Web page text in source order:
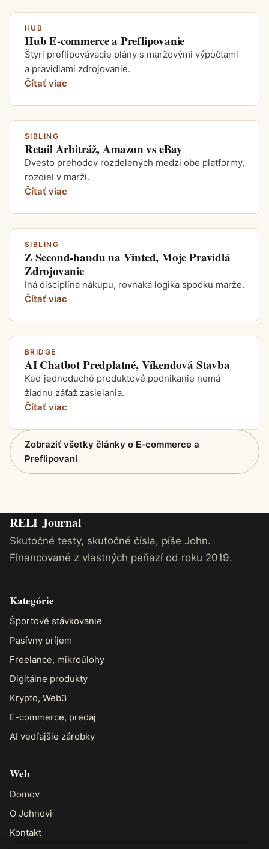
HUB
Hub E-commerce a Preflipovanie
Štyri preflipovávacie plány s maržovými výpočtami
a pravidlami zdrojovanie.
Čítať viac
SIBLING
Retail Arbitráž, Amazon vs eBay
Dvesto prehodov rozdelených medzi obe platformy,
rozdiel v marži.
Čítať viac
SIBLING
Z Second-handu na Vinted, Moje Pravidlá
Zdrojovanie
Iná disciplína nákupu, rovnaká logika spodku marže.
Čítať viac
BRIDGE
AI Chatbot Predplatné, Víkendová Stavba
Keď jednoduché produktové podnikanie nemá
žiadnu záťaž zasielania.
Čítať viac
Zobraziť všetky články o E-commerce a
Preflipovaní
RELI Journal
Skutočné testy, skutočné čísla, píše John.
Financované z vlastných peňazí od roku 2019.
Kategórie
Športové stávkovanie
Pasívny príjem
Freelance, mikroúlohy
Digitálne produkty
Krypto, Web3
E-commerce, predaj
AI vedľajšie zárobky
Web
Domov
O Johnovi
Kontakt